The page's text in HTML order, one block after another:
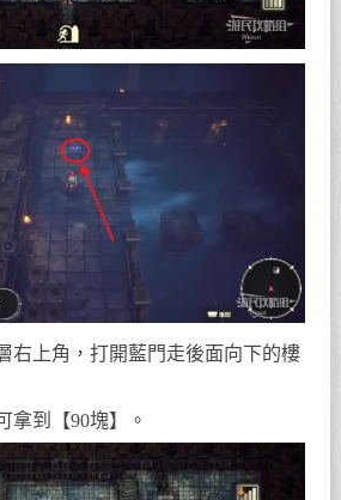
右上角，打開藍門走後面向下的樓
拿到【90塊】。